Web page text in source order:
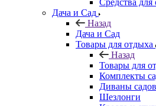
Средства для
Дача и Сад
Назад
Дача и Сад
Товары для отдыха
Назад
Товары для
Комплекты
Диваны
Шезлонги